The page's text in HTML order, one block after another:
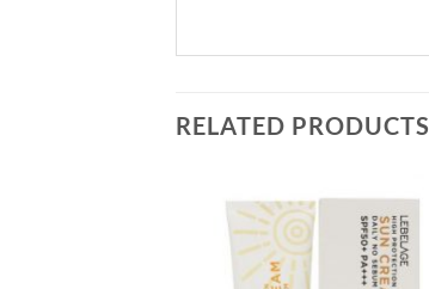
RELATED PRODUCTS